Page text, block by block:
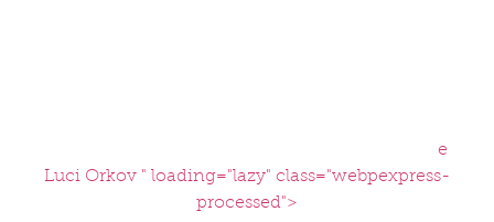
e
Luci Orkov " loading="lazy" class="webpexpress-
processed">